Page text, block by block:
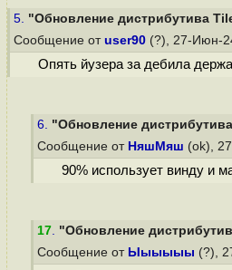
5. "Обновление дистрибутива
Сообщение от user90 (?), 27-Июн-
Опять йузера за дебила
6. "Обновление
Сообщение от НяшМяш (ok),
90% использует винду и
17. "Обновление
Сообщение от Ыыыыыы (?),